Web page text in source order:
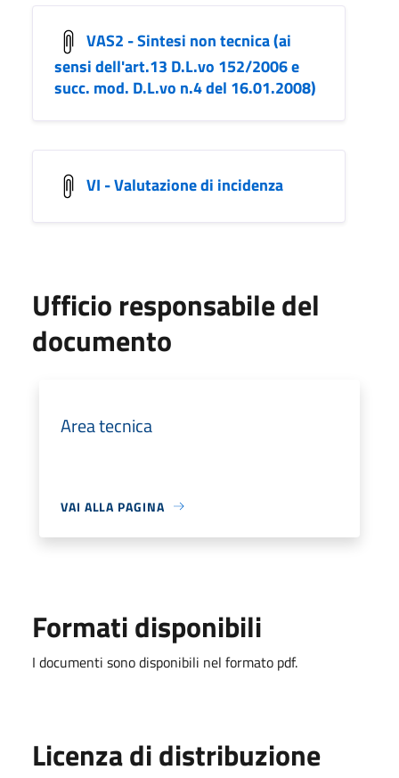
VAS2 - Sintesi non tecnica (ai
sensi dell'art.13 D.L.vo 152/2006 e
succ. mod. D.L.vo n.4 del 16.01.2008)
VI - Valutazione di incidenza
Ufficio responsabile del
documento
Area tecnica
VAI ALLA PAGINA
Formati disponibili
I documenti sono disponibili nel formato pdf.
Licenza di distribuzione